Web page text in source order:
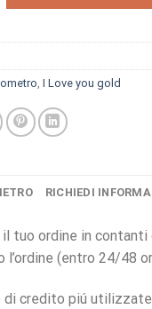
I Love you gold
RICHIEDI
tuo ordine in
l’ordine (entro 24/48
credito piú